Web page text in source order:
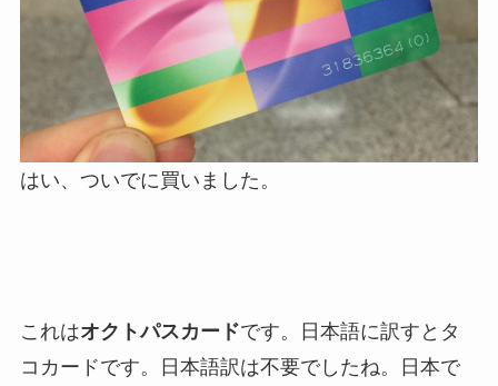
はい、ついでに買いました。
これはオクトパスカードです。日本語に訳すとタ
コカードです。日本語訳は不要でしたね。日本で